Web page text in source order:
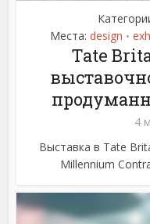
Места: design •
Tate
4
Выставка в Tate
Millennium